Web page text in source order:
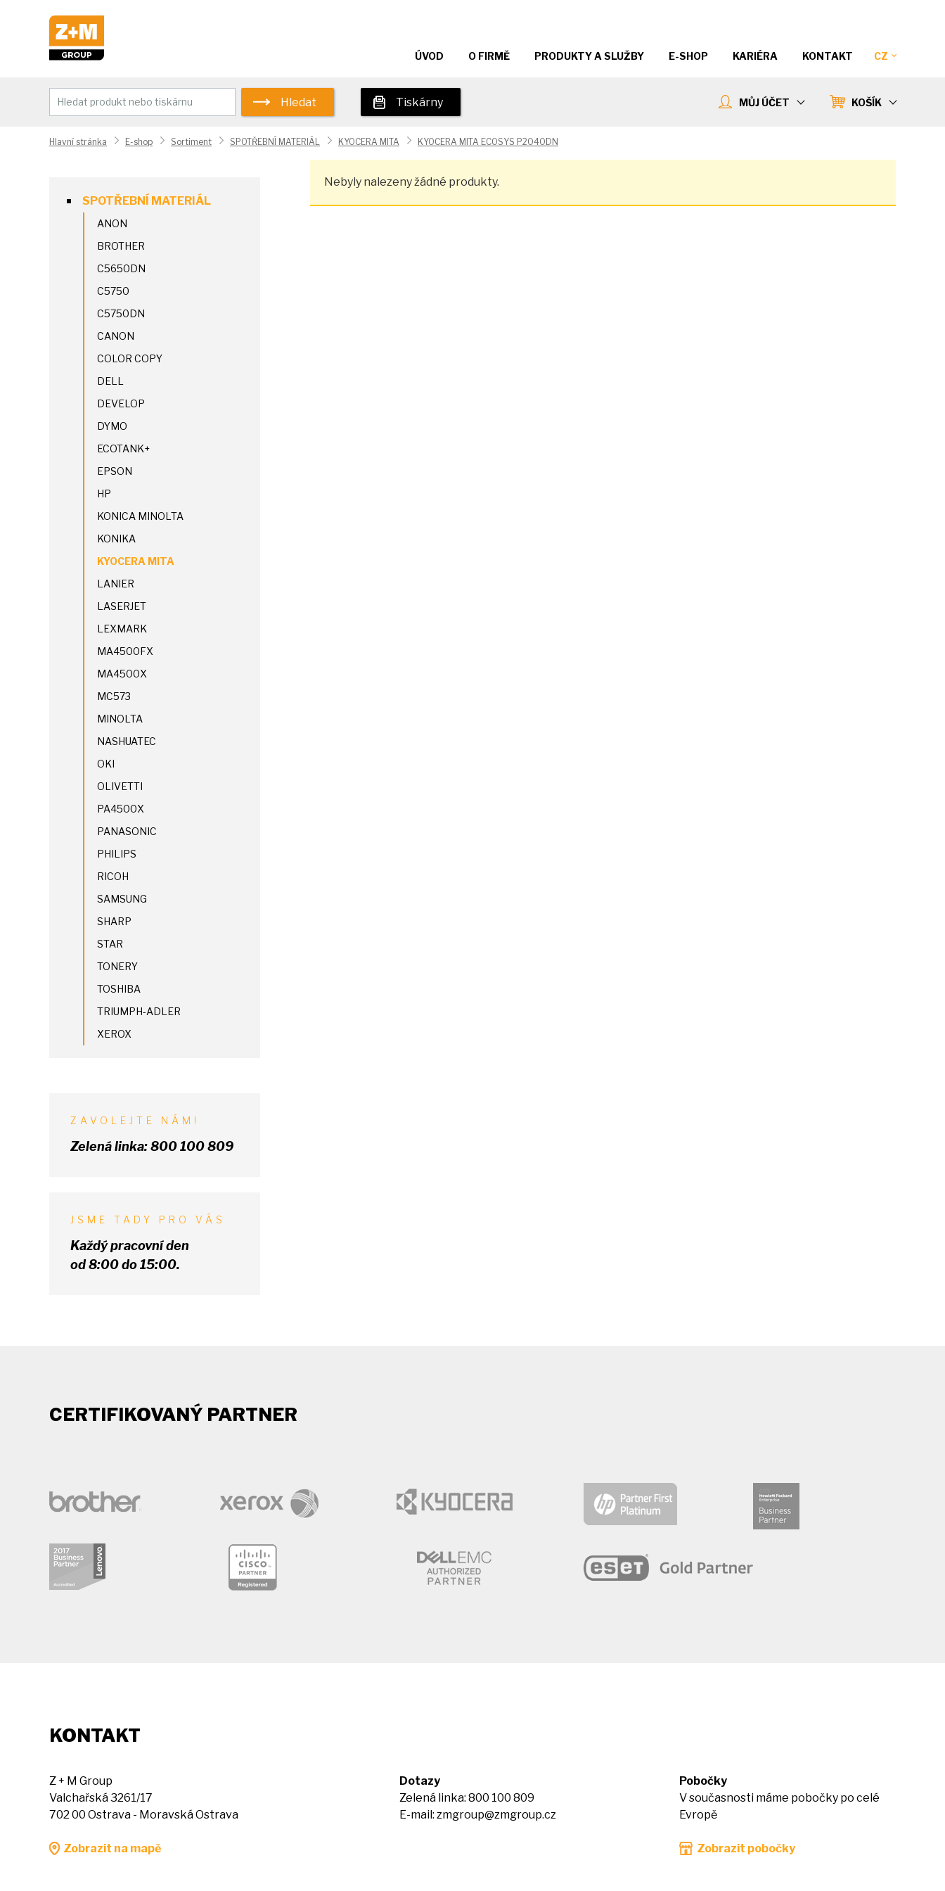
CZ
ÚVOD O FIRMĚ PRODUKTY A SLUŽBY E-SHOP KARIÉRA KONTAKT
Hledat Tiskárny KOŠÍK
MŮJ ÚČET
Hlavní stránka E-shop Sortiment SPOTŘEBNÍ MATERIÁL KYOCERA MITA KYOCERA MITA ECOSYS P2040DN
Nebyly nalezeny žádné produkty.
SPOTŘEBNÍ MATERIÁL
ANON
BROTHER
C5650DN
C5750
C5750DN
CANON
COLOR COPY
DELL
DEVELOP
DYMO
ECOTANK+
EPSON
HP
KONICA MINOLTA
KONIKA
KYOCERA MITA
LANIER
LASERJET
LEXMARK
MA4500FX
MA4500X
MC573
MINOLTA
NASHUATEC
OKI
OLIVETTI
PA4500X
PANASONIC
PHILIPS
RICOH
SAMSUNG
SHARP
STAR
TONERY
TOSHIBA
TRIUMPH-ADLER
XEROX
ZAVOLEJTE NÁM!
Zelená linka:800 100 809
JSME TADY PRO VÁS
Každý pracovní den
od 8:00 do 15:00.
CERTIFIKOVANÝ PARTNER
KONTAKT
Z + M Group
Valchařská 3261/17
702 00 Ostrava - Moravská Ostrava
Zobrazit na mapě
Dotazy
Zelená linka: 800 100 809
E-mail: zmgroup@zmgroup.cz
Pobočky
V současnosti máme pobočky po celé
Evropě
Zobrazit pobočky